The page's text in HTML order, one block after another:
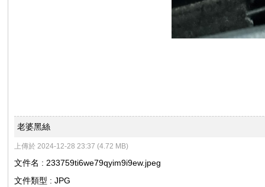
老婆黑絲
上傳於 2024-12-28 23:37 (4.72 MB)
文件名 : 233759ti6we79qyim9i9ew.jpeg
文件類型 : JPG